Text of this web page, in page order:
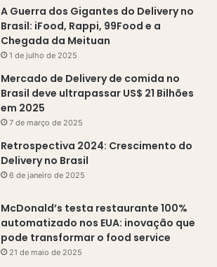
A Guerra dos Gigantes do Delivery no
Brasil: iFood, Rappi, 99Food e a
Chegada da Meituan
1 de julho de 2025
Mercado de Delivery de comida no
Brasil deve ultrapassar US$ 21 Bilhões
em 2025
7 de março de 2025
Retrospectiva 2024: Crescimento do
Delivery no Brasil
6 de janeiro de 2025
McDonald’s testa restaurante 100%
automatizado nos EUA: inovação que
pode transformar o food service
21 de maio de 2025